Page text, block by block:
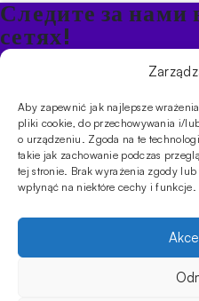
Aby zapewnić jak najlepsze
pliki cookie, do przechowywania i/
o urządzeniu. Zgoda na te
takie jak zachowanie podczas
tej stronie. Brak wyrażenia zgody
wpłynąć na niektóre cechy i funkcje.
Следите за нами
сетях!
Будьте в курсе акций и
ПРОДУКТЫ
КальяныЧашиУгли и розжиг
ИНФОРМАЦИЯ
АКЦИИFAQФирмыПравила
УСЛУГИ
Оптовое предложение
CYBUCH -